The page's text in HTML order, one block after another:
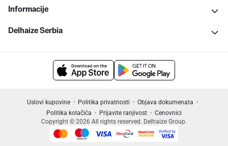
Informacije
Delhaize Serbia
Uslovi kupovine Politika privatnosti
Objava dokumenata
Politika kolačića
Prijavite ranjivost
Cenovnici
Copyright © 2026 All rights reserved. Delhaize Group.